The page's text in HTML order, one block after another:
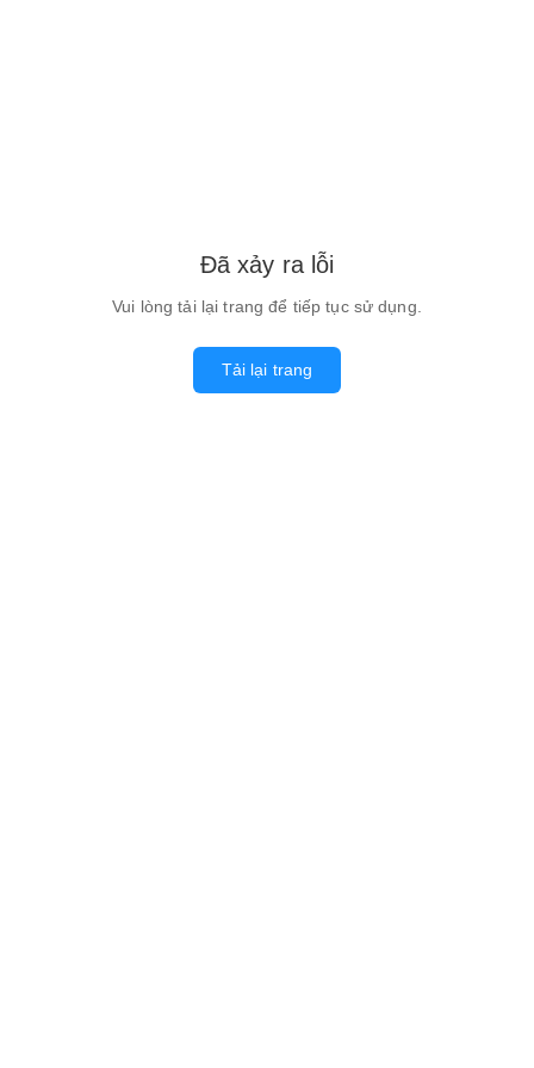
Đã xảy ra lỗi
Vui lòng tải lại trang để tiếp tục sử dụng.
Tải lại trang